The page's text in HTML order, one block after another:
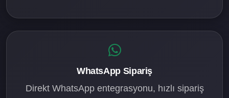
WhatsApp Sipariş
Direkt WhatsApp entegrasyonu, hızlı sipariş